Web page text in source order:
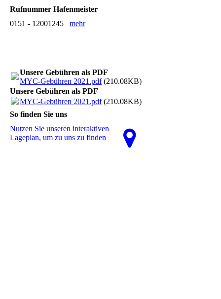
Rufnummer Hafenmeister
0151 - 12001245 mehr
Unsere Gebühren als PDF
MYC-Gebühren 2021.pdf(210.08KB)
Unsere Gebühren als PDF
MYC-Gebühren 2021.pdf(210.08KB)
So finden Sie uns
Nutzen Sie unseren interaktiven
La­ge­plan, um zu uns zu finden